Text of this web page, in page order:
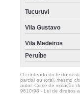
Tucuruvi
Vila Gustavo
Vila Medeiros
Peruíbe
O conteúdo do texto
parcial ou total, mesmo
autor. Crime de violação
9610/98 - Lei de direitos